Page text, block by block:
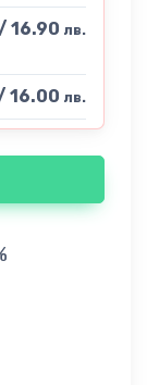
16.90 лв.
16.00 лв.